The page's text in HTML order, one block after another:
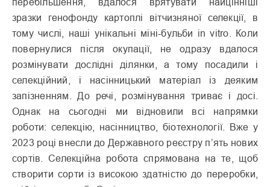
зразки генофонду картоплі вітчизняної селекції, в
тому числі, наші унікальні міні-бульби in vitro. Коли
повернулися після окупації, не одразу вдалося
розмінувати дослідні ділянки, а тому посадили і
селекційний, і насінницький матеріал із деяким
запізненням. До речі, розмінування триває і досі.
Однак на сьогодні ми відновили всі напрямки
роботи: селекцію, насінництво, біотехнології. Вже у
2023 році внесли до Державного реєстру п’ять нових
сортів. Селекційна робота спрямована на те, щоб
створити сорти із високою здатністю до переробки,